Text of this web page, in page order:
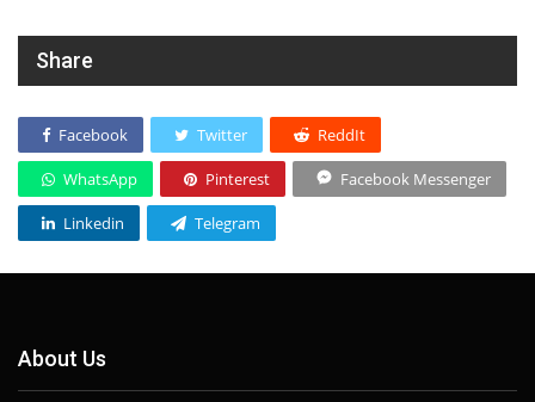
Share
Facebook Twitter ReddIt
WhatsApp Pinterest Facebook Messenger
Linkedin Telegram
About Us